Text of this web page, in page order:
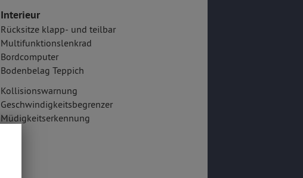
Interieur
Rücksitze klapp- und teilbar
Multifunktionslenkrad
Bordcomputer
Bodenbelag Teppich
Kollisionswarnung
Geschwindigkeitsbegrenzer
Müdigkeitserkennung